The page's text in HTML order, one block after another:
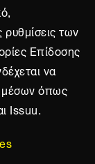
των
Επίδοσης
να
μέσων όπως
Issuu.